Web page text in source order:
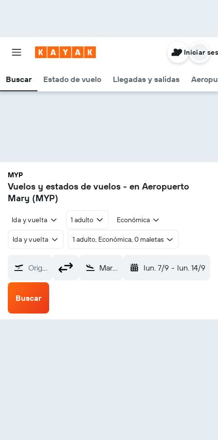
Buscar Estado de vuelo Llegadas y salidas
Iniciar
MYP
Vuelos y estados de vuelos - en Aeropuerto
Mary (MYP)
Ida y vuelta 1 adulto Económica
Ida y vuelta 1 adulto, Económica, 0 maletas
Origen Mary (MYP) lun. 7/9 - lun. 14/9
Buscar